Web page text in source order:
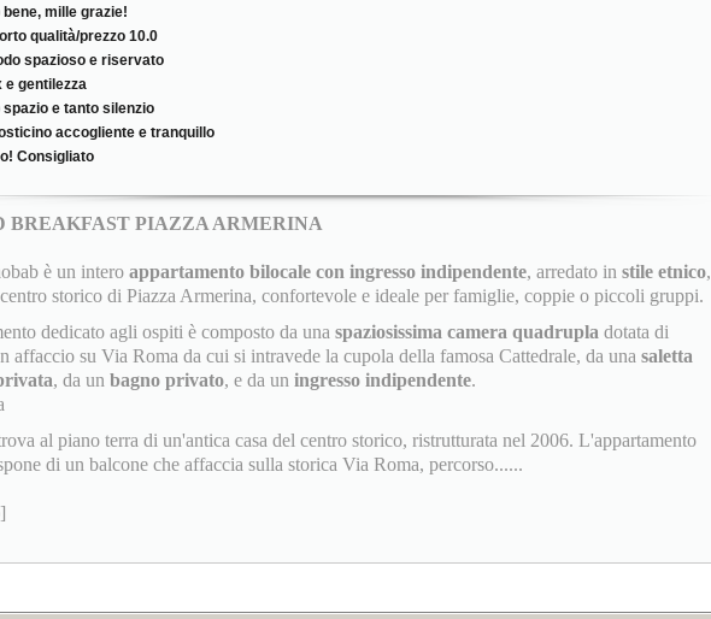
bene, mille grazie!
qualità/prezzo 10.0
spazioso e riservato
e gentilezza
spazio e tanto silenzio
accogliente e tranquillo
Consigliato
BREAKFAST PIAZZA ARMERINA
è un intero appartamento bilocale con ingresso indipendente, arredato in stile etnico,
storico di Piazza Armerina, confortevole e ideale per famiglie, coppie o piccoli gruppi.
dedicato agli ospiti è composto da una spaziosissima camera quadrupla dotata di
affaccio su Via Roma da cui si intravede la cupola della famosa Cattedrale, da una saletta
, da un bagno privato, e da un ingresso indipendente.
al piano terra di un'antica casa del centro storico, ristrutturata nel 2006. L'appartamento
di un balcone che affaccia sulla storica Via Roma, percorso......
]